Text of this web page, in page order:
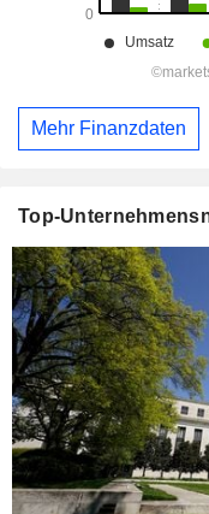
Mehr Finanzdaten
Top-